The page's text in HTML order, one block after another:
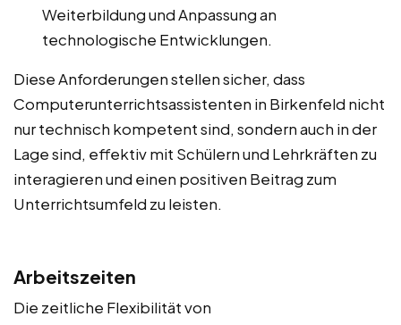
Weiterbildung und Anpassung an
technologische Entwicklungen.
Diese Anforderungen stellen sicher, dass
Computerunterrichtsassistenten in Birkenfeld nicht
nur technisch kompetent sind, sondern auch in der
Lage sind, effektiv mit Schülern und Lehrkräften zu
interagieren und einen positiven Beitrag zum
Unterrichtsumfeld zu leisten.
Arbeitszeiten
Die zeitliche Flexibilität von